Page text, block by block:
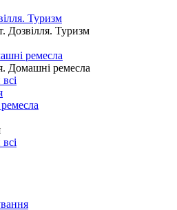
Туризм
Дозвілля. Туризм
ремесла
Домашні ремесла